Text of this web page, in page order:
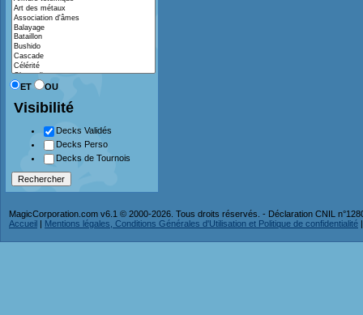
ET OU
Visibilité
Decks Validés
Decks Perso
Decks de Tournois
MagicCorporation.com v6.1 © 2000-2026. Tous droits réservés. - Déclaration CNIL
Accueil | Mentions légales, Conditions Générales d'Utilisation et Politique de confidentialité